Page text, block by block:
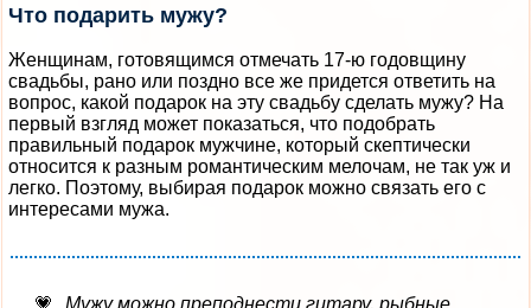
Что подарить мужу?
Женщинам, готовящимся отмечать 17-ю годовщину
свадьбы, рано или поздно все же придется ответить на
вопрос, какой подарок на эту свадьбу сделать мужу? На
первый взгляд может показаться, что подобрать
правильный подарок мужчине, который скептически
относится к разным романтическим мелочам, не так уж и
легко. Поэтому, выбирая подарок можно связать его с
интересами мужа.
Мужу можно преподнести гитару, рыбные